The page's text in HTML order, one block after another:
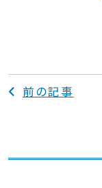
前の記事